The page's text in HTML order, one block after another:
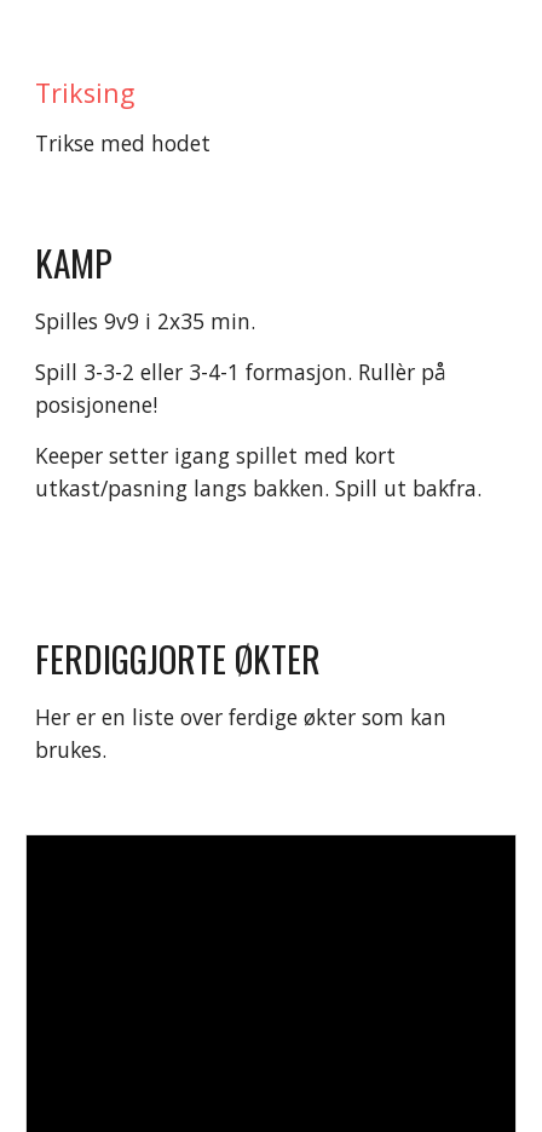
Triksing
Trikse med hodet
KAMP
Spilles 9v9 i 2x35 min.
Spill 3-3-2 eller 3-4-1 formasjon. Rullèr på
posisjonene!
Keeper setter igang spillet med kort
utkast/pasning langs bakken. Spill ut bakfra.
FERDIGGJORTE ØKTER
Her er en liste over ferdige økter som kan
brukes.